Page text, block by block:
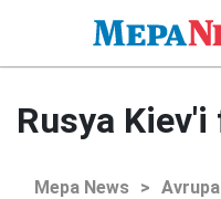
Rusya
Mepa News > Avrupa